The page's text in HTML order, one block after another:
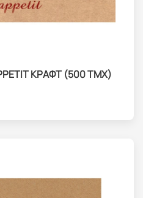
ΚΡΑΦΤ (500 ΤΜΧ)